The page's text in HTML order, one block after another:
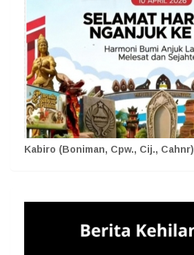
Kabiro (Boniman, Cpw., Cij., Cahnr)